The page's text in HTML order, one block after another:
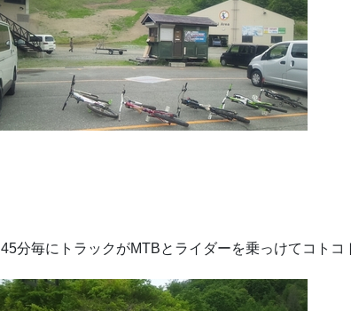
45分毎にトラックがMTBとライダーを乗っけてコトコ